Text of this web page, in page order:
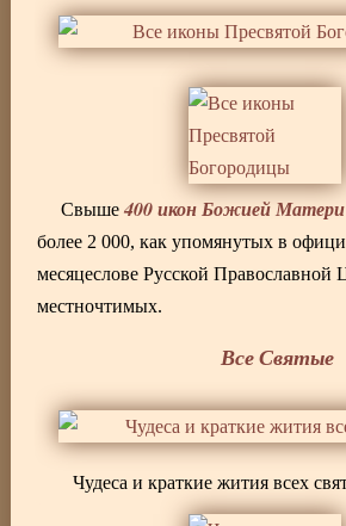
Свыше400 икон Божией Матери
более 2 000, как упомянутых в
месяцеслове Русской Православной
местночтимых.
Все Святые
Чудеса и краткие жития всех